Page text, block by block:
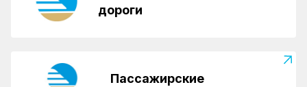
дороги
Пассажирские